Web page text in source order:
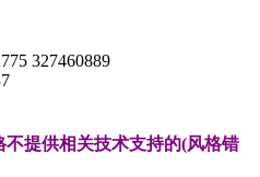
327460889
提供相关技术支持的(风格错